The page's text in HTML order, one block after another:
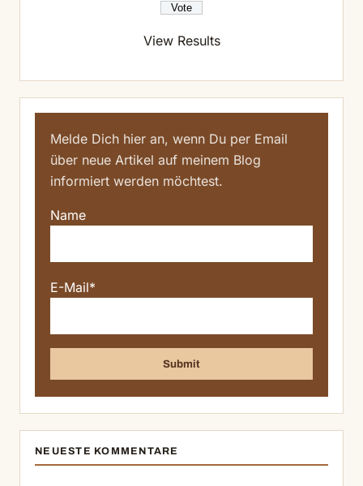
View Results
Melde Dich hier an, wenn Du per Email
über neue Artikel auf meinem Blog
informiert werden möchtest.
Name
E-Mail*
NEUESTE KOMMENTARE